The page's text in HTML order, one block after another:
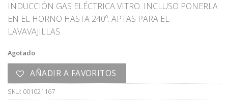
INDUCCIÓN GAS ELÉCTRICA VITRO. INCLUSO PONERLA
EN EL HORNO HASTA 240º. APTAS PARA EL
LAVAVAJILLAS.
Agotado
AÑADIR A FAVORITOS
SKU: 001021167